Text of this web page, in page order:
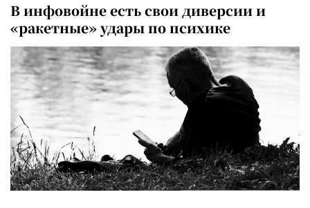
В инфовойне есть свои диверсии и
«ракетные» удары по психике